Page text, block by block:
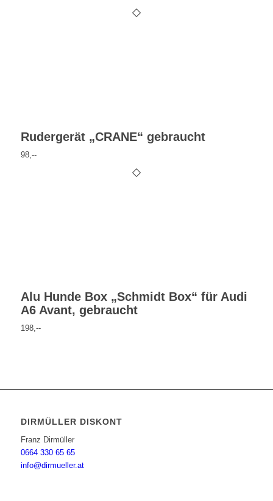
Rudergerät „CRANE“ gebraucht
98,--
Alu Hunde Box „Schmidt Box“ für Audi
A6 Avant, gebraucht
198,--
DIRMÜLLER DISKONT
Franz Dirmüller
0664 330 65 65
info@dirmueller.at